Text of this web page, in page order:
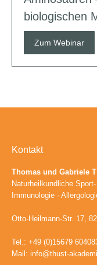
biologischen
Zum Webinar
Kontakt
Thomas und Gabriele
Naturheilkundliche
Immunologie ·
Otto-Heilmann-Str. 17,
Tel.: +49 (0)15679
Mail: info@thust-